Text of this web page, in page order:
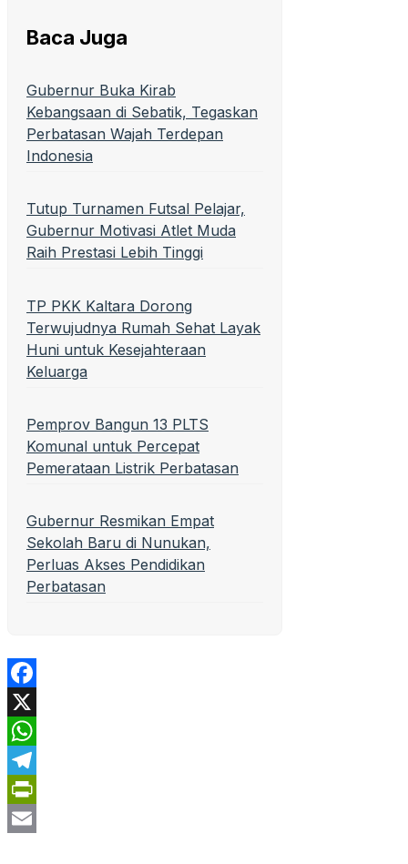
Baca Juga
Gubernur Buka Kirab
Kebangsaan di Sebatik, Tegaskan
Perbatasan Wajah Terdepan
Indonesia
Tutup Turnamen Futsal Pelajar,
Gubernur Motivasi Atlet Muda
Raih Prestasi Lebih Tinggi
TP PKK Kaltara Dorong
Terwujudnya Rumah Sehat Layak
Huni untuk Kesejahteraan
Keluarga
Pemprov Bangun 13 PLTS
Komunal untuk Percepat
Pemerataan Listrik Perbatasan
Gubernur Resmikan Empat
Sekolah Baru di Nunukan,
Perluas Akses Pendidikan
Perbatasan
Facebook
X
WhatsApp
Telegram
PrintFriendly